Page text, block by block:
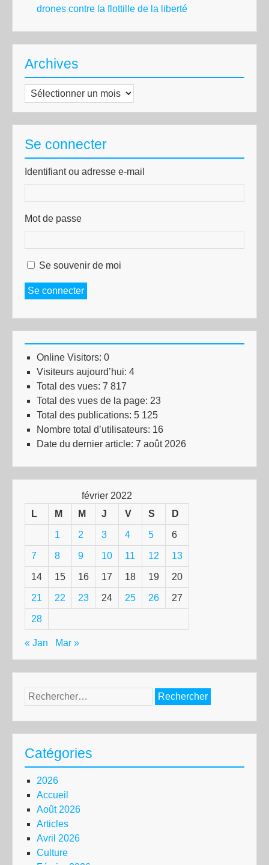
drones contre la flottille de la liberté
Archives
Archives
Se connecter
Identifiant ou adresse e-mail
Mot de passe
Se souvenir de moi
Se connecter
Online Visitors: 0
Visiteurs aujourd’hui: 4
Total des vues: 7 817
Total des vues de la page: 23
Total des publications: 5 125
Nombre total d’utilisateurs: 16
Date du dernier article: 7 août 2026
février 2022
L
M M J V S D
1 2 3 4 5 6
7 8 9 10 11 12 13
14 15 16 17 18 19 20
21 22 23 24 25 26 27
28
« Jan Mar »
Rechercher :
Catégories
2026
Accueil
Août 2026
Articles
Avril 2026
Culture